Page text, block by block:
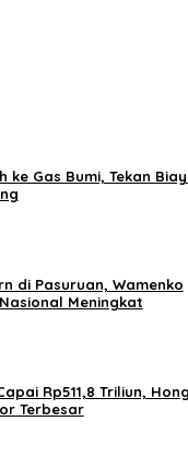
ke Gas Bumi, Tekan
di Pasuruan, Wamenko
Meningkat
Rp511,8 Triliun,
Terbesar